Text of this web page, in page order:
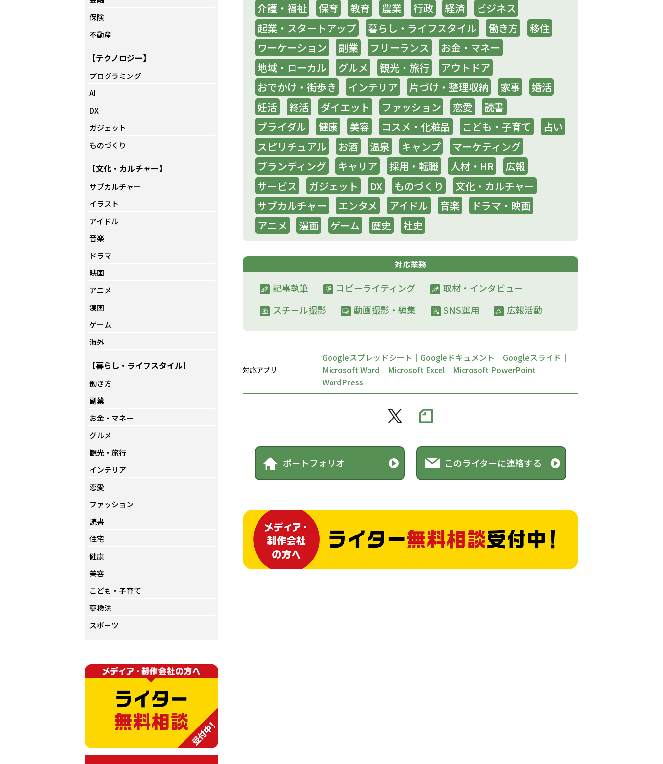
保険
不動産
【テクノロジー】
プログラミング
AI
DX
ガジェット
ものづくり
【文化・カルチャー】
サブカルチャー
イラスト
アイドル
音楽
ドラマ
映画
アニメ
漫画
ゲーム
海外
【暮らし・ライフスタイル】
働き方
副業
お金・マネー
グルメ
観光・旅行
インテリア
恋愛
ファッション
読書
住宅
健康
美容
こども・子育て
薬機法
スポーツ
介護・福祉 保育 教育 農業 行政 経済
ビジネス
起業・スタートアップ
暮らし・ライフスタイル 働き方
移住
ワーケーション
副業 フリーランス
お金・マネー
地域・ローカル
グルメ 観光・旅行
アウトドア
おでかけ・街歩き
インテリア 片づけ・整理収納 家事
婚活
妊活
終活 ダイエット ファッション 恋愛
読書
ブライダル
健康 美容 コスメ・化粧品 こども・子育て
占い
スピリチュアル
お酒 温泉 キャンプ
マーケティング
ブランディング
キャリア 採用・転職 人材・HR
広報
サービス
ガジェット DX ものづくり
文化・カルチャー
サブカルチャー
エンタメ アイドル 音楽
ドラマ・映画
アニメ
漫画 ゲーム 歴史 社史
対応業務
記事執筆 コピーライティング
取材・インタビュー​
スチール撮影
動画撮影​・編集 SNS運用​ 広報活動
対応アプリ
Googleスプレッドシート｜Googleドキュメント｜Googleスライド｜
Microsoft Word｜Microsoft Excel｜Microsoft PowerPoint｜
WordPress
ポートフォリオ このライターに連絡する